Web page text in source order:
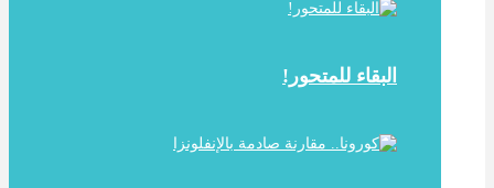
البقاء للمتحور!